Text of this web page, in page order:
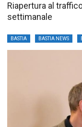
Riapertura al
settimanale
BASTIA BASTIA NEWS